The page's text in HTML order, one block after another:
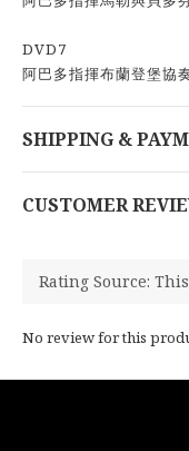
DVD7
阿巴多指揮布蘭登堡協
SHIPPING &
CUSTOMER
No review for this